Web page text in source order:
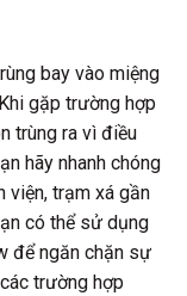
bay vào miệng
gặp trường hợp
trùng ra vì điều
hãy nhanh chóng
viện, trạm xá gần
có thể sử dụng
để ngăn chặn sự
trường hợp